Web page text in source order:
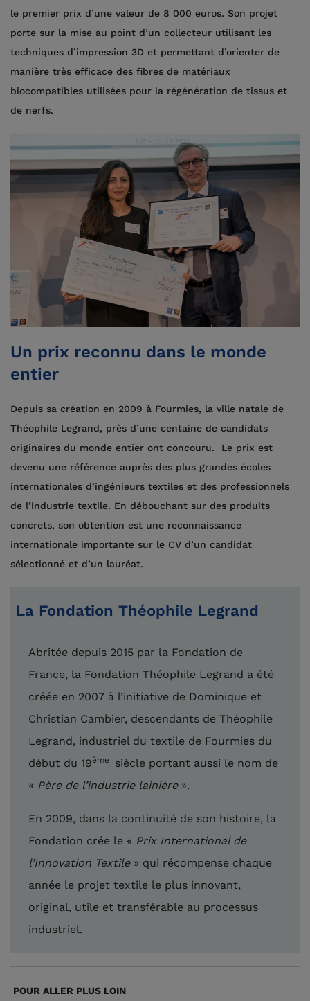
le premier prix d’une valeur de 8 000 euros. Son projet
porte sur la mise au point d’un collecteur utilisant les
techniques d’impression 3D et permettant d’orienter de
manière très efficace des fibres de matériaux
biocompatibles utilisées pour la régénération de tissus et
de nerfs.
Un prix reconnu dans le monde
entier
Depuis sa création en 2009 à Fourmies, la ville natale de
Théophile Legrand, près d’une centaine de candidats
originaires du monde entier ont concouru. Le prix est
devenu une référence auprès des plus grandes écoles
internationales d’ingénieurs textiles et des professionnels
de l’industrie textile. En débouchant sur des produits
concrets, son obtention est une reconnaissance
internationale importante sur le CV d’un candidat
sélectionné et d’un lauréat.
La Fondation Théophile Legrand
Abritée depuis 2015 par la Fondation de
France, la Fondation Théophile Legrand a été
créée en 2007 à l’initiative de Dominique et
Christian Cambier, descendants de Théophile
Legrand, industriel du textile de Fourmies du
début du 19ème siècle portant aussi le nom de
« Père de l’industrie lainière».
En 2009, dans la continuité de son histoire, la
Fondation crée le « Prix International de
l’Innovation Textile» qui récompense chaque
année le projet textile le plus innovant,
original, utile et transférable au processus
industriel.
POUR ALLER PLUS LOIN